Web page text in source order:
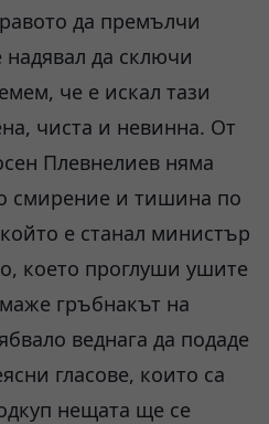
да премълчи
да сключи
че е искал тази
чиста и невинна. От
Плевнелиев няма
смирение и тишина по
е станал министър
което проглуши ушите
гръбнакът на
веднага да подаде
гласове, които са
нещата ще се